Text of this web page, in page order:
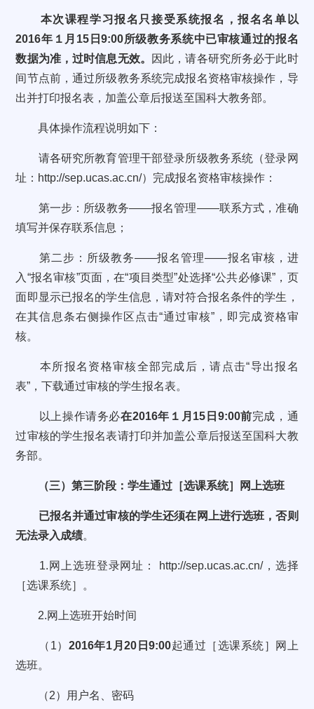
本次课程学习报名只接受系统报名，报名名单以
2016年１月 15日9:00所级教务系统中已审核通过的报名
数据为准，过时信息无效。
因此，请各研究所务必于此时
间节点前，通过所级教务系统完成报名资格审核操作，导
出并打印报名表，加盖公章后报送至国科大教务部。
具体操作流程说明如下：
请各研究所教育管理干部登录所级教务系统（登录网
址： http://sep.ucas.ac.cn/）完成报名资格审核操作：
第一步：所级教务——报名管理——联系方式，准确
填写并保存联系信息；
第二步：所级教务——报名管理——报名审核，进
入 “报名审核”页面，在“项目类型”处选择“公共必修课”，页
面即显示已报名的学生信息，请对符合报名条件的学生，
在其信息条右侧操作区点击“通过审核” ，即完成资格审
核。
本所报名资格审核全部完成后，请点击“导出报名
表” ，下载通过审核的学生报名表。
以上操作请务必在2016年１月 15 日 9:00前完成，通
过审核的学生报名表请打印并加盖公章后报送至国科大教
务部。
（三）第三阶段：学生通过［选课系统］网上选班
已报名并通过审核的学生还须在网上进行选班，否则
无法录入成绩。
1. 网上选班登录网址： http://sep.ucas.ac.cn/，选择
［选课系统］。
2.网上选班开始时间
（ 1） 2016年1 月20 日9:00起通过［选课系统］网上
选班。
（2） 用户名、密码